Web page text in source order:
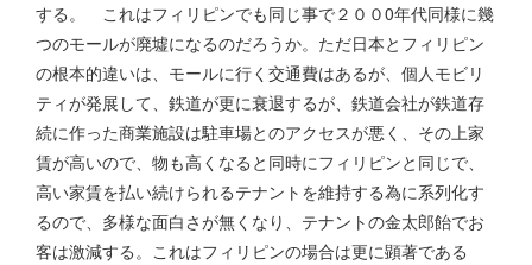
する。 これはフィリピンでも同じ事で２００0年代同様に幾
つのモールが廃墟になるのだろうか。ただ日本とフィリピン
の根本的違いは、モールに行く交通費はあるが、個人モビリ
ティが発展して、鉄道が更に衰退するが、鉄道会社が鉄道存
続に作った商業施設は駐車場とのアクセスが悪く、その上家
賃が高いので、物も高くなると同時にフィリピンと同じで、
高い家賃を払い続けられるテナントを維持する為に系列化す
るので、多様な面白さが無くなり、テナントの金太郎飴でお
客は激減する。これはフィリピンの場合は更に顕著である